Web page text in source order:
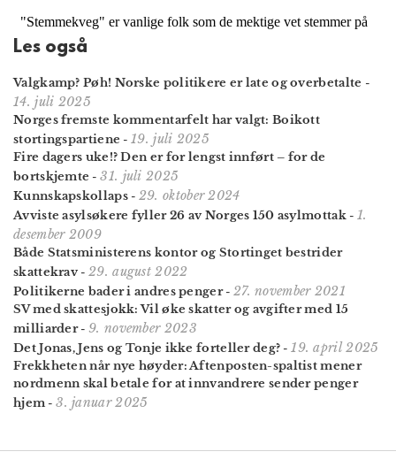
Les også
Valgkamp? Pøh! Norske politikere er late og overbetalte -
14. juli 2025
Norges fremste kommentar­felt har valgt: Boikott
stortings­partiene -19. juli 2025
Fire dagers uke!? Den er for lengst innført – for de
bortskjemte -31. juli 2025
Kunnskaps­kollaps- 29. oktober 2024
Avviste asylsøkere fyller 26 av Norges 150 asylmottak- 1.
desember 2009
Både Statsministerens kontor og Stortinget bestrider
skattekrav - 29. august 2022
Politikerne bader i andres penger- 27. november 2021
SV med skattesjokk: Vil øke skatter og avgifter med 15
milliarder- 9. november 2023
Det Jonas, Jens og Tonje ikke forteller deg? -19. april 2025
Frekkheten når nye høyder: Aftenposten-spaltist mener
nordmenn skal betale for at innvandrere sender penger
hjem -3. januar 2025